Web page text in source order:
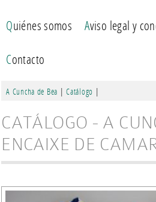
Quiénes somos Aviso legal y
Contacto
A Cuncha de Bea |Catálogo
CATÁLOGO - A CUNCHA DE BEA -
ENCAIXE DE